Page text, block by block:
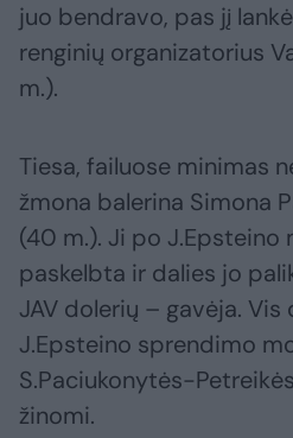
juo bendravo, pas jį
renginių organizatorius
m.).
Tiesa, failuose minimas
žmona balerina Simona
(40 m.). Ji po J.Epsteino
paskelbta ir dalies jo
JAV dolerių – gavėja.
J.Epsteino sprendimo
S.Paciukonytės-
žinomi.